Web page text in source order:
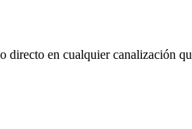
en cualquier canalización